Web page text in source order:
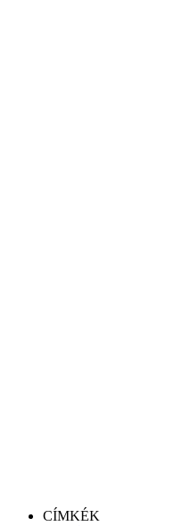
CÍMKÉK